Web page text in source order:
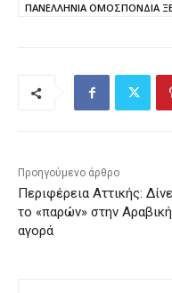
ΠΑΝΕΛΛΗΝΙΑ ΟΜΟΣΠΟΝΔΙΑ
Προηγούμενο άρθρο
Περιφέρεια Αττικής:
το «παρών» στην Αραβική
αγορά